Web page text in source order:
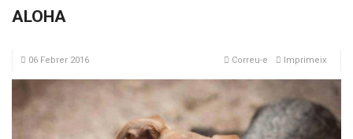
ALOHA
06 Febrer 2016 Imprimeix
Correu-e